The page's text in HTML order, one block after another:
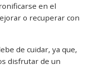
en el
o recuperar con
de cuidar, ya que,
disfrutar de un